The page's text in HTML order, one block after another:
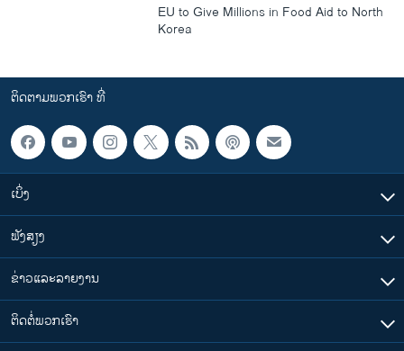
EU to Give Millions in Food Aid to North
Korea
ຕິດຕາມພວກເຮົາ ທີ່
ເບິ່ງ
ຟັງສຽງ
ຂ່າວແລະລາຍງານ
ຕິດຕໍ່ພວກເຮົາ